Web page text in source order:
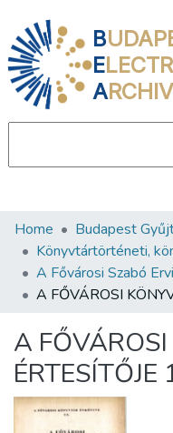
B
E
A
Communities &
All of DSpace
Statistics
About us
Home
Budapest
A
ÉRTESÍTŐJE